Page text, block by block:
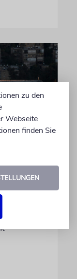
Mitglieder
dazu, die
zu den
Webseite
finden Sie